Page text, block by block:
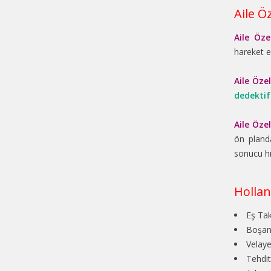
Aile
Aile
hareket
Aile
dedektif
Aile
ön
sonucu
Eş